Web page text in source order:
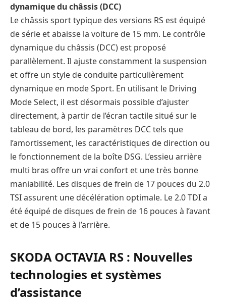
dynamique du châssis (DCC)
Le châssis sport typique des versions RS est équipé
de série et abaisse la voiture de 15 mm. Le contrôle
dynamique du châssis (DCC) est proposé
parallèlement. Il ajuste constamment la suspension
et offre un style de conduite particulièrement
dynamique en mode Sport. En utilisant le Driving
Mode Select, il est désormais possible d’ajuster
directement, à partir de l’écran tactile situé sur le
tableau de bord, les paramètres DCC tels que
l’amortissement, les caractéristiques de direction ou
le fonctionnement de la boîte DSG. L’essieu arrière
multi bras offre un vrai confort et une très bonne
maniabilité. Les disques de frein de 17 pouces du 2.0
TSI assurent une décélération optimale. Le 2.0 TDI a
été équipé de disques de frein de 16 pouces à l’avant
et de 15 pouces à l’arrière.
SKODA OCTAVIA RS : Nouvelles
technologies et systèmes
d’assistance